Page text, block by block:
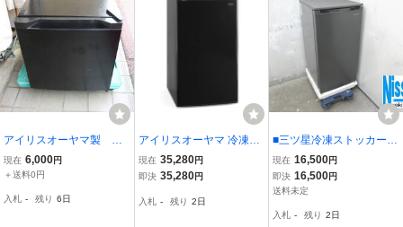
アイリスオーヤマ製 冷
凍 冷蔵 ２０２４年
製 発送は不可直接引取
す
現在 6,000円
＋送料0円
入札 - 残り 6日
アイリスオーヤマ 冷凍庫
60L ブラック IUSD-6B-B
前開き式 直冷式 幅50cm
現在 35,280円
即決 35,280円
入札 - 残り 2日
■三ツ星冷凍ストッカー・
EDF-85F・ファン式・21
年製・100V・85L・W48
5×D550ｍｍ・中古・美
現在 16,500円
即決 16,500円
送料未定
入札 - 残り 2日